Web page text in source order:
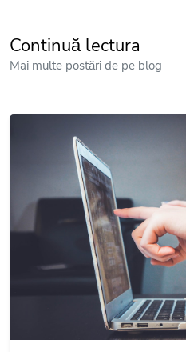
Continuă lectura
Mai multe postări de pe blog